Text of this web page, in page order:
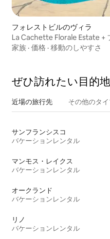
フォレストビルのヴィラ
La Cachette Florale Estate +
家族 · 価格 · 移動のしやすさ
ぜひ訪⁠れ⁠た⁠い目⁠的⁠地
近場の旅行先 その他のタ⁠
サンフランシスコ
バケーションレンタル
マンモス・レイクス
バケーションレンタル
オークランド
バケーションレンタル
リノ
バケーションレンタル